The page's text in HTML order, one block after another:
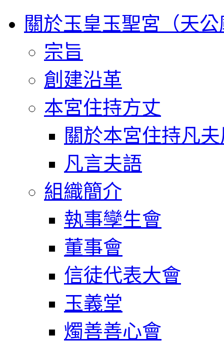
關於玉皇玉聖宮（天
宗旨
創建沿革
本宮住持方丈
關於本宮住持凡
凡言夫語
組織簡介
執事孿生會
董事會
信徒代表大會
玉義堂
燭善善心會